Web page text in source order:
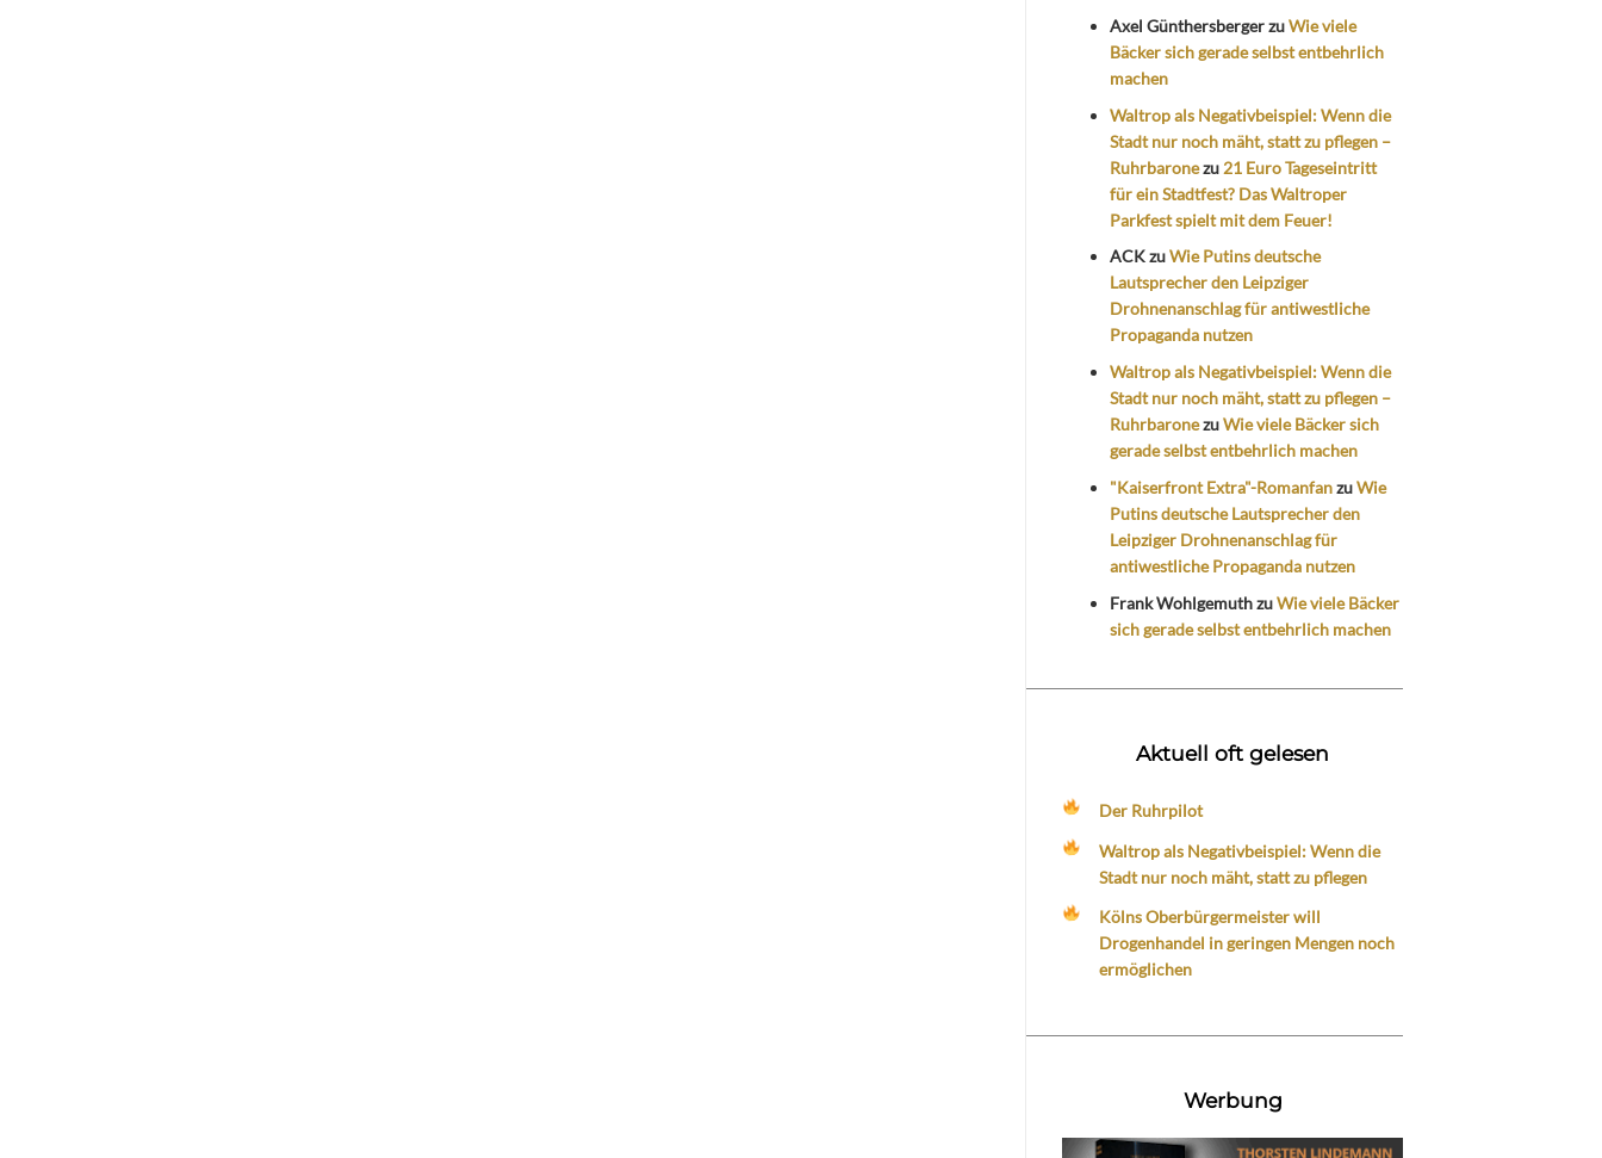
Axel GünthersbergerzuWie viele
Bäcker sich gerade selbst entbehrlich
machen
Waltrop als Negativbeispiel: Wenn die
Stadt nur noch mäht, statt zu pflegen –
Ruhrbaronezu 21 Euro Tageseintritt
für ein Stadtfest? Das Waltroper
Parkfest spielt mit dem Feuer!
ACKzuWie Putins deutsche
Lautsprecher den Leipziger
Drohnenanschlag für antiwestliche
Propaganda nutzen
Waltrop als Negativbeispiel: Wenn die
Stadt nur noch mäht, statt zu pflegen –
RuhrbaronezuWie viele Bäcker sich
gerade selbst entbehrlich machen
"Kaiserfront Extra"-RomanfanzuWie
Putins deutsche Lautsprecher den
Leipziger Drohnenanschlag für
antiwestliche Propaganda nutzen
Frank WohlgemuthzuWie viele Bäcker
sich gerade selbst entbehrlich machen
Aktuell oft gelesen
Der Ruhrpilot
Waltrop als Negativbeispiel: Wenn die
Stadt nur noch mäht, statt zu pflegen
Kölns Oberbürgermeister will
Drogenhandel in geringen Mengen noch
ermöglichen
Werbung